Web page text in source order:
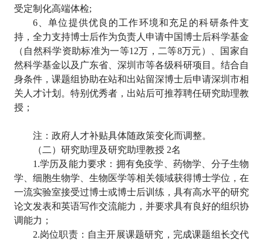
受定制化高端体检;
6、单位提供优良的工作环境和充足的科研条件支
持，全力支持博士后作为负责人申请中国博士后科学基金
（自然科学资助标准为一等12万，二等8万元）、国家自
然科学基金以及广东省、深圳市等各级科研项目。结合自
身条件，课题组协助在站和出站留深博士后申请深圳市相
关人才计划。特别优秀者，出站后可推荐聘任研究助理教
授；
注：政府人才补贴具体随政策变化而调整。
（二）研究助理及研究助理教授 2名
1.学历及能力要求：拥有免疫学、药物学、分子生物
学、细胞生物学、生物医学等相关领域获得博士学位，在
一流实验室接受过博士或博士后训练，具有高水平的研究
论文发表和英语写作交流能力，并要求具有良好的组织协
调能力；
2.岗位职责：自主开展课题研究，完成课题组长交代